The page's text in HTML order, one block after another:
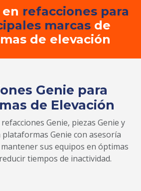
refacciones para
marcasde
de elevación
Genie para
de Elevación
Genie, piezas Genie y
Genie con asesoría
sus equipos en óptimas
tiempos de inactividad.